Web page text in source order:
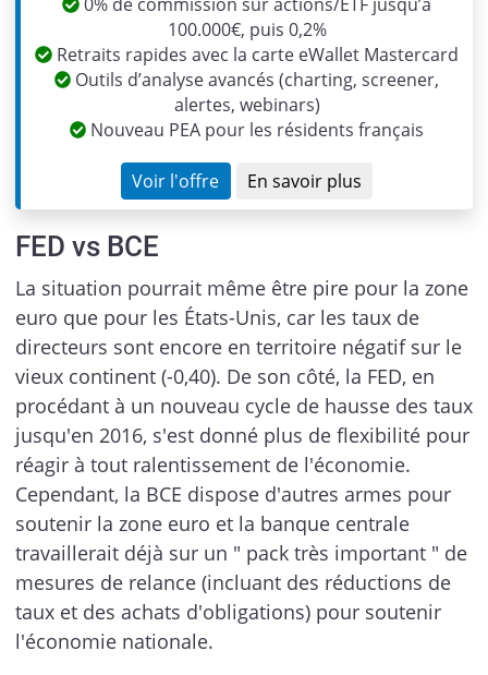
100.000€, puis 0,2%
Retraits rapides avec la carte eWallet Mastercard
Outils d’analyse avancés (charting, screener,
alertes, webinars)
Nouveau PEA pour les résidents français
Voir l'offre En savoir plus
FED vs BCE
La situation pourrait même être pire pour la zone
euro que pour les États-Unis, car les taux de
directeurs sont encore en territoire négatif sur le
vieux continent (-0,40). De son côté, la FED, en
procédant à un nouveau cycle de hausse des taux
jusqu'en 2016, s'est donné plus de flexibilité pour
réagir à tout ralentissement de l'économie.
Cependant, la BCE dispose d'autres armes pour
soutenir la zone euro et la banque centrale
travaillerait déjà sur un " pack très important " de
mesures de relance (incluant des réductions de
taux et des achats d'obligations) pour soutenir
l'économie nationale.